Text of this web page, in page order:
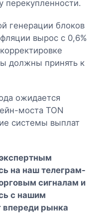
перекупленности.
генерации блоков
вырос с 0,6%
должны принять к
ожидается
моста TON
системы выплат
на наш телеграм-
сигналам и
с нашим
впереди рынка